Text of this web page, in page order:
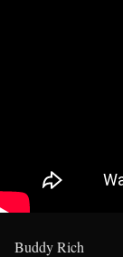
Buddy Rich